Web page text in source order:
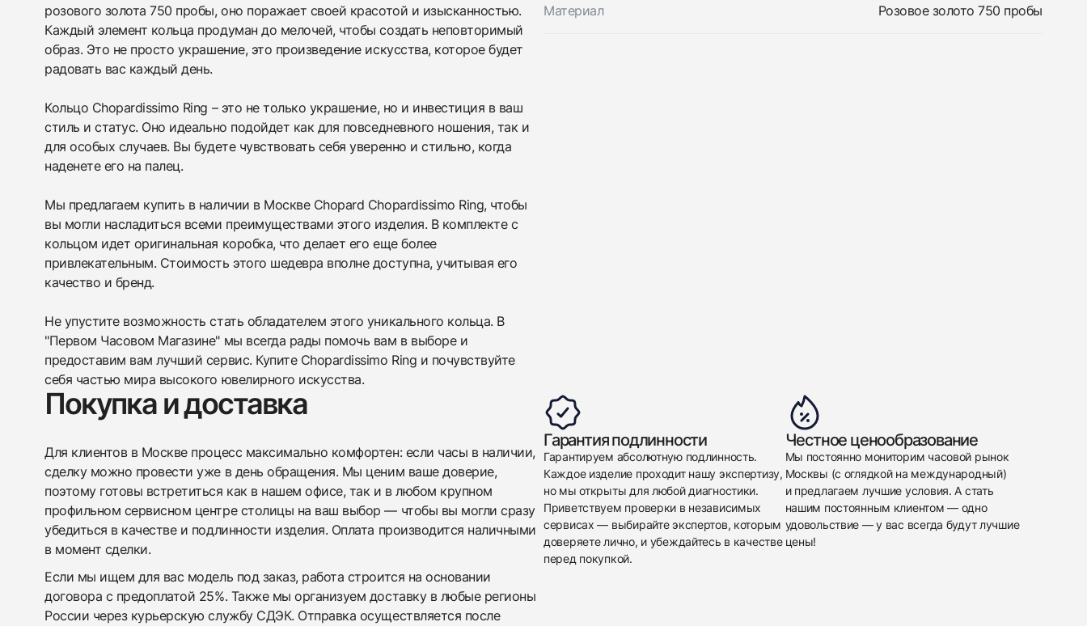
розового золота 750 пробы, оно поражает своей красотой и изысканностью.
Каждый элемент кольца продуман до мелочей, чтобы создать неповторимый
образ. Это не просто украшение, это произведение искусства, которое будет
радовать вас каждый день.
Кольцо Chopardissimo Ring – это не только украшение, но и инвестиция в ваш
стиль и статус. Оно идеально подойдет как для повседневного ношения, так и
для особых случаев. Вы будете чувствовать себя уверенно и стильно, когда
наденете его на палец.
Мы предлагаем купить в наличии в Москве Chopard Chopardissimo Ring, чтобы
вы могли насладиться всеми преимуществами этого изделия. В комплекте с
кольцом идет оригинальная коробка, что делает его еще более
привлекательным. Стоимость этого шедевра вполне доступна, учитывая его
качество и бренд.
Не упустите возможность стать обладателем этого уникального кольца. В
"Первом Часовом Магазине" мы всегда рады помочь вам в выборе и
предоставим вам лучший сервис. Купите Chopardissimo Ring и почувствуйте
себя частью мира высокого ювелирного искусства.
Материал Розовое золото 750 пробы
Покупка и доставка
Для клиентов в Москве процесс максимально комфортен: если часы в наличии,
сделку можно провести уже в день обращения. Мы ценим ваше доверие,
поэтому готовы встретиться как в нашем офисе, так и в любом крупном
профильном сервисном центре столицы на ваш выбор — чтобы вы могли сразу
убедиться в качестве и подлинности изделия. Оплата производится наличными
в момент сделки.
Если мы ищем для вас модель под заказ, работа строится на основании
договора с предоплатой 25%. Также мы организуем доставку в любые регионы
России через курьерскую службу СДЭК. Отправка осуществляется после
Гарантия подлинности
Гарантируем абсолютную подлинность.
Каждое изделие проходит нашу экспертизу,
но мы открыты для любой диагностики.
Приветствуем проверки в независимых
сервисах — выбирайте экспертов, которым
доверяете лично, и убеждайтесь в качестве
перед покупкой.
Честное ценообразование
Мы постоянно мониторим часовой рынок
Москвы (с оглядкой на международный)
и предлагаем лучшие условия. А стать
нашим постоянным клиентом — одно
удовольствие — у вас всегда будут лучшие
цены!
Купить эти часы
Оставьте ваши контактные данные и мы свяжемся с
вами
$3,650
вами
Chopard
Chopardissimo Ring
Приложите фото ваших часов…